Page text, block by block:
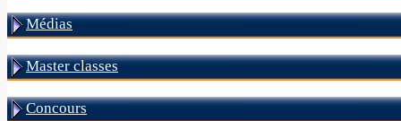
Médias
Master classes
Concours